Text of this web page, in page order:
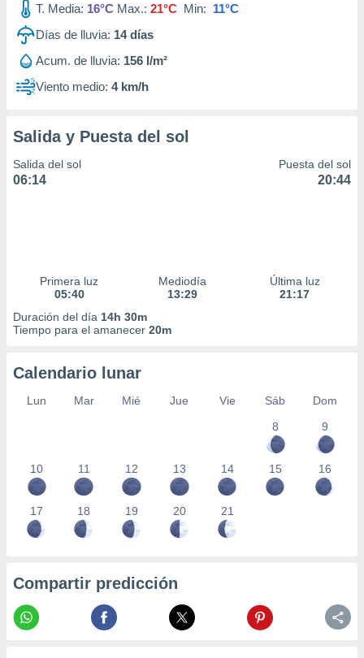
T. Media: 16°C Max.: 21°C Min: 11°C
Días de lluvia: 14días
Acum. de lluvia: 156 l/m²
Viento medio: 4 km/h
Salida y Puesta del sol
Salida del sol
06:14
Puesta del sol
20:44
Primera luz
05:40
Mediodía
13:29
Última luz
21:17
Duración del día 14h 30m
Tiempo para el amanecer 20m
Calendario lunar
Lun Mar Mié Jue Vie Sáb
Dom
8
9
10 11 12 13 14 15 16
17 18 19 20 21
Compartir predicción